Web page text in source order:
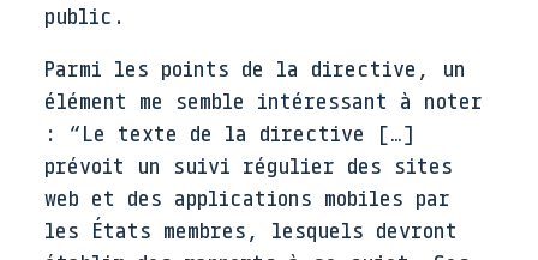
public.
Parmi les points de la directive, un
élément me semble intéressant à noter
: “Le texte de la directive […]
prévoit un suivi régulier des sites
web et des applications mobiles par
les États membres, lesquels devront